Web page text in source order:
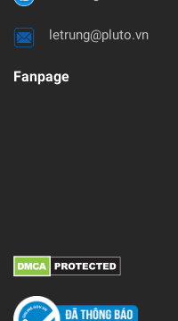
letrung@pluto.vn
Fanpage